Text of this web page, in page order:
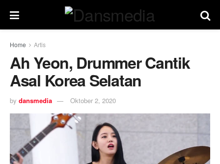
Home Artis
Ah Yeon, Drummer Cantik
Asal Korea Selatan
by dansmedia Oktober 2, 2020